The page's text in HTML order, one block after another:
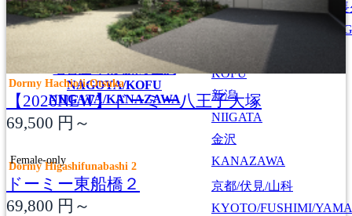
NAGOYA/KOFU
NIIGATA/KANAZAWA
名古屋/千種/東山/日進/
NAGOYA/CHIKUSA/
KOFU
新潟
NIIGATA
金沢
KANAZAWA
京都/伏見/山科
KYOTO/FUSHIMI/
Dormy Hachioji-Otsuka
【2026NEW】ドーミー八王子大塚
69,500 円～
Female-only
Dormy Higashifunabashi 2
ドーミー東船橋２
69,800 円～